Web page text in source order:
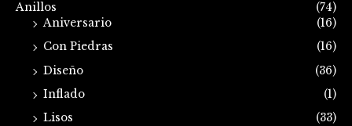
Anillos
(74)
Aniversario
(16)
Con Piedras
(16)
Diseño
(36)
Inflado
(1)
Lisos
(33)